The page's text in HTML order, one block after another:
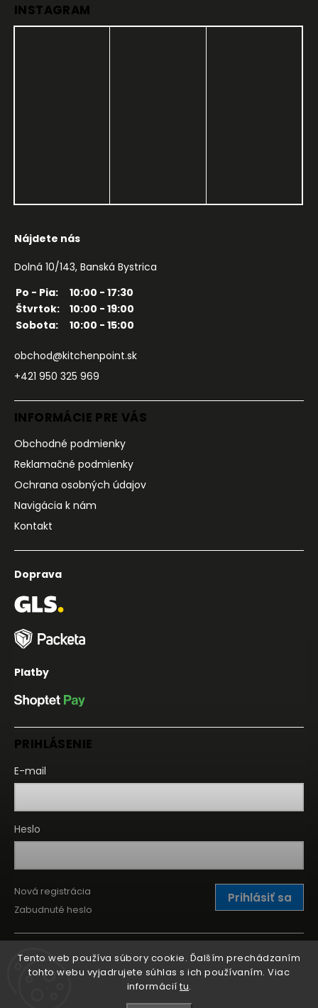
Tento web používa súbory cookie. Ďalším prechádzaním
tohto webu vyjadrujete súhlas s ich používaním. Viac
informácií tu.
INSTAGRAM
Nájdete nás
Dolná 10/143, Banská Bystrica
Po - Pia:
10:00 - 17:30
Štvrtok:
10:00 - 19:00
Sobota:
10:00 - 15:00
obchod@kitchenpoint.sk
+421 950 325 969
INFORMÁCIE PRE VÁS
Obchodné podmienky
Reklamačné podmienky
Ochrana osobných údajov
Navigácia k nám
Kontakt
Doprava
Platby
PRIHLÁSENIE
E-mail
Heslo
Prihlásiť sa
Nová registrácia
Zabudnuté heslo